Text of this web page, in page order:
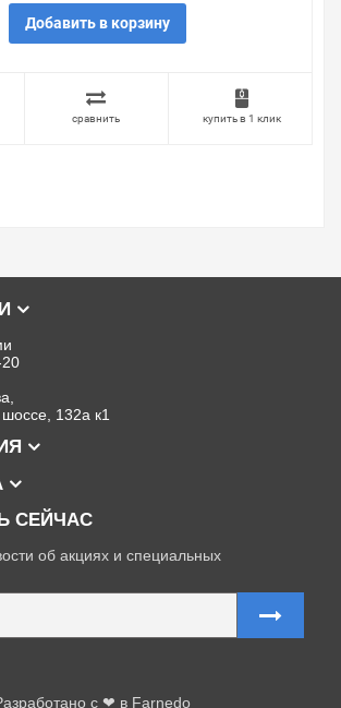
Добавить в корзину
сравнить купить в 1 клик
132а к1
СЕЙЧАС
об акциях и специальных
с ❤ в Farnedo